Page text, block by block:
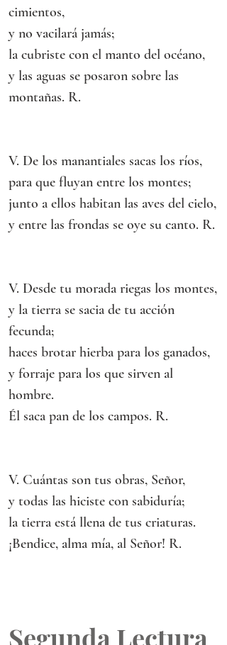
cimientos,
y no vacilará jamás;
la cubriste con el manto del océano,
y las aguas se posaron sobre las
montañas. R.
V. De los manantiales sacas los ríos,
para que fluyan entre los montes;
junto a ellos habitan las aves del cielo,
y entre las frondas se oye su canto. R.
V. Desde tu morada riegas los montes,
y la tierra se sacia de tu acción
fecunda;
haces brotar hierba para los ganados,
y forraje para los que sirven al
hombre.
Él saca pan de los campos. R.
V. Cuántas son tus obras, Señor,
y todas las hiciste con sabiduría;
la tierra está llena de tus criaturas.
¡Bendice, alma mía, al Señor! R.
Segunda Lectura